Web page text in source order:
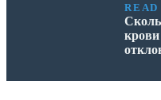
READ